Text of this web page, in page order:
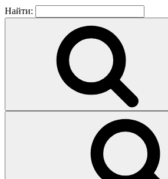
Найти: